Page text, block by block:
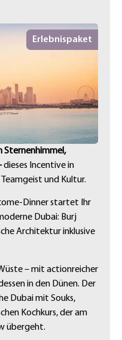
Erlebnispaket
Sternenhimmel,
dieses Incentive in
und Kultur.
Dinner startet Ihr
Dubai: Burj
Architektur inklusive
– mit actionreicher
in den Dünen. Der
Dubai mit Souks,
Kochkurs, der am
übergeht.